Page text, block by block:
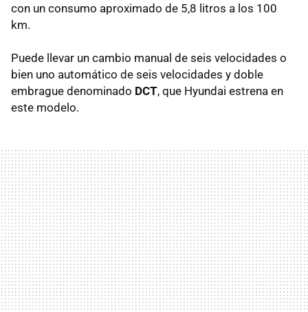
con un consumo aproximado de 5,8 litros a los 100
km.
Puede llevar un cambio manual de seis velocidades o
bien uno automático de seis velocidades y doble
embrague denominado DCT, que Hyundai estrena en
este modelo.